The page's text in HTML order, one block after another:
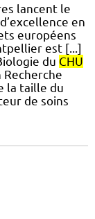
lancent le
en
européens
est [...]
du CHU
la taille du
de soins